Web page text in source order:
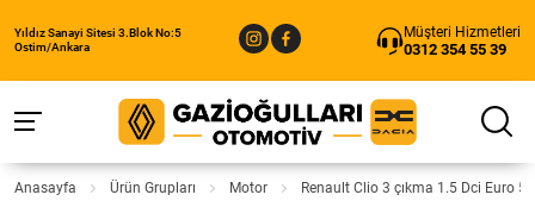
Yıldız Sanayi Sitesi 3.Blok No:5
Ostim/Ankara
Müşteri Hizmetleri
0312 354 55 39
Anasayfa Ürün Grupları Motor Renault Clio 3 çıkma 1.5 Dci Euro 5